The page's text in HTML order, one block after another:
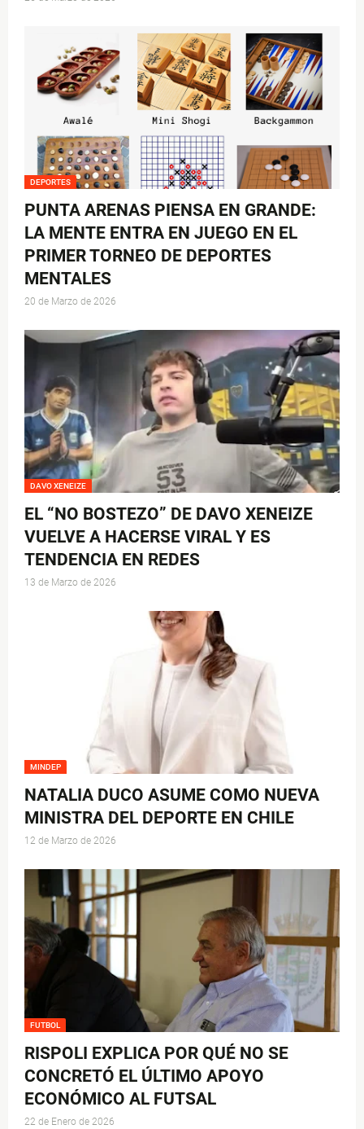
DEPORTES
PUNTA ARENAS PIENSA EN GRANDE:
LA MENTE ENTRA EN JUEGO EN EL
PRIMER TORNEO DE DEPORTES
MENTALES
20 de Marzo de 2026
DAVO XENEIZE
EL “NO BOSTEZO” DE DAVO XENEIZE
VUELVE A HACERSE VIRAL Y ES
TENDENCIA EN REDES
13 de Marzo de 2026
MINDEP
NATALIA DUCO ASUME COMO NUEVA
MINISTRA DEL DEPORTE EN CHILE
12 de Marzo de 2026
FUTBOL
RISPOLI EXPLICA POR QUÉ NO SE
CONCRETÓ EL ÚLTIMO APOYO
ECONÓMICO AL FUTSAL
22 de Enero de 2026